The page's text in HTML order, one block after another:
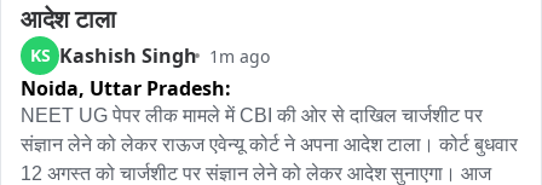
आदेश टाला
KS Kashish Singh 1m ago
Noida, Uttar Pradesh:
NEET UG पेपर लीक मामले में CBI की ओर से दाखिल चार्जशीट पर
संज्ञान लेने को लेकर राऊज एवेन्यू कोर्ट ने अपना आदेश टाला। कोर्ट बुधवार
12 अगस्त को चार्जशीट पर संज्ञान लेने को लेकर आदेश सुनाएगा। आज